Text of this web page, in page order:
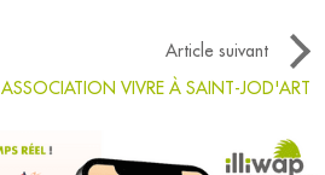
Article suivant
ASSOCIATION VIVRE À SAINT-JOD'ART